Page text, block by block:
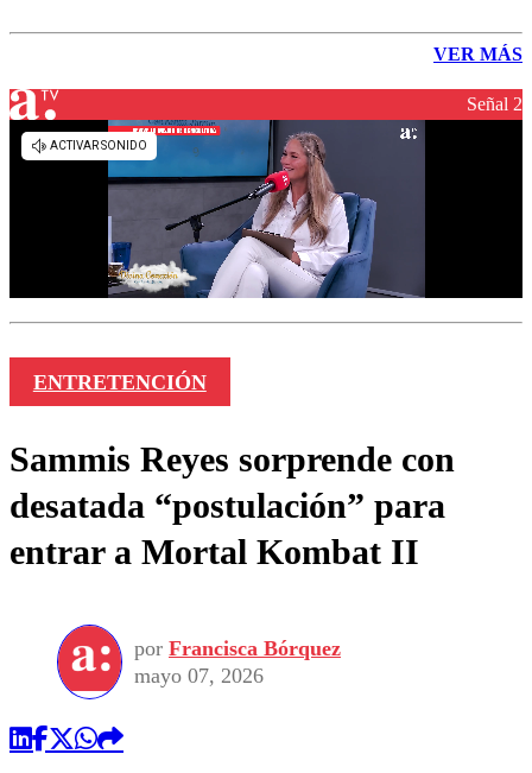
VER MÁS
Señal 2
ENTRETENCIÓN
Sammis Reyes sorprende con
desatada “postulación” para
entrar a Mortal Kombat II
por Francisca Bórquez
mayo 07, 2026